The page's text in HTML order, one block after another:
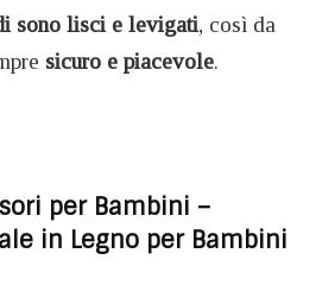
sono lisci e levigati, così da
sicuro e piacevole.
per Bambini –
in Legno per Bambini